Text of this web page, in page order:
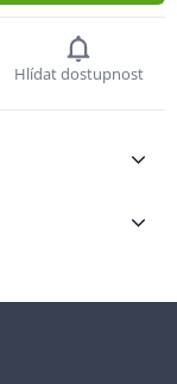
Hlídat dostupnost